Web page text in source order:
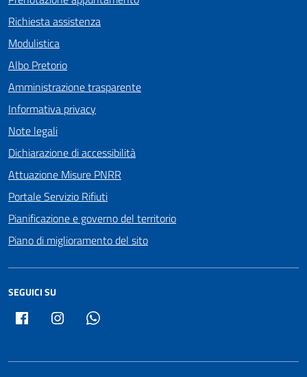
Richiesta assistenza
Modulistica
Albo Pretorio
Amministrazione trasparente
Informativa privacy
Note legali
Dichiarazione di accessibilità
Attuazione Misure PNRR
Portale Servizio Rifiuti
Pianificazione e governo del territorio
Piano di miglioramento del sito
SEGUICI SU
Facebook Instagram